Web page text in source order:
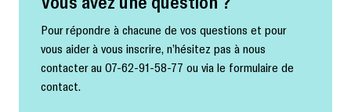
Pour répondre à chacune de vos questions et pour
vous aider à vous inscrire, n’hésitez pas à nous
contacter au 07-62-91-58-77 ou via le formulaire de
contact.